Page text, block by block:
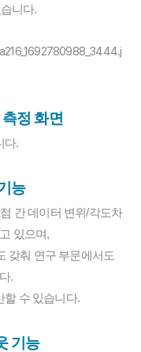
니다.
정 화면
다.
능
간 데이터 변위/각도차
있으며,
갖춰 연구 부문에서도
.
할 수 있습니다.
기능